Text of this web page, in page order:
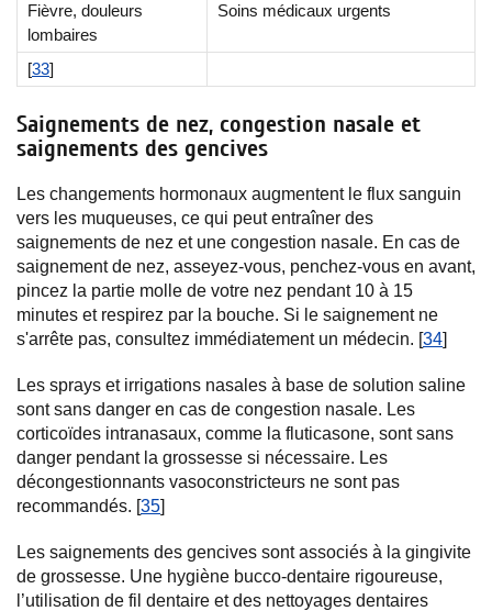
Fièvre, douleurs
lombaires
Soins médicaux urgents
[33]
Saignements de nez, congestion nasale et
saignements des gencives
Les changements hormonaux augmentent le flux sanguin
vers les muqueuses, ce qui peut entraîner des
saignements de nez et une congestion nasale. En cas de
saignement de nez, asseyez-vous, penchez-vous en avant,
pincez la partie molle de votre nez pendant 10 à 15
minutes et respirez par la bouche. Si le saignement ne
s'arrête pas, consultez immédiatement un médecin. [34]
Les sprays et irrigations nasales à base de solution saline
sont sans danger en cas de congestion nasale. Les
corticoïdes intranasaux, comme la fluticasone, sont sans
danger pendant la grossesse si nécessaire. Les
décongestionnants vasoconstricteurs ne sont pas
recommandés. [35]
Les saignements des gencives sont associés à la gingivite
de grossesse. Une hygiène bucco-dentaire rigoureuse,
l’utilisation de fil dentaire et des nettoyages dentaires